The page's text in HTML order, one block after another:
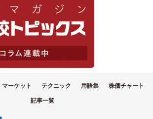
マーケット テクニック 用語集 株価チャート
記事一覧